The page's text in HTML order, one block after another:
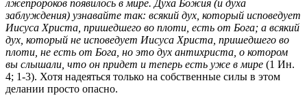
лжепророков появилось в мире. Духа Божия (и духа
заблуждения) узнавайте так: всякий дух, который исповедует
Иисуса Христа, пришедшего во плоти, есть от Бога; а всякий
дух, который не исповедует Иисуса Христа, пришедшего во
плоти, не есть от Бога, но это дух антихриста, о котором
вы слышали, что он придет и теперь есть уже в мире (1 Ин.
4; 1-3). Хотя надеяться только на собственные силы в этом
делании просто опасно.